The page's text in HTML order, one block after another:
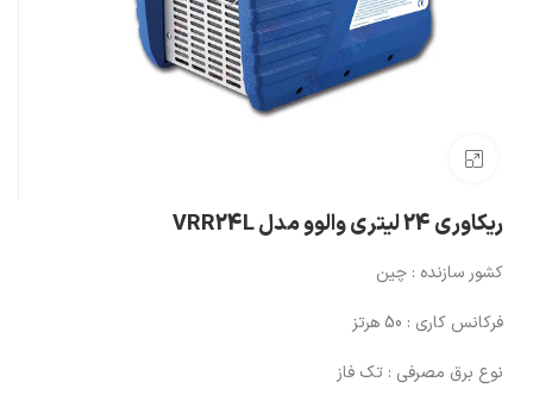
ریکاوری 24 لیتری والوو مدل VRR24L
کشور سازنده : چین
فرکانس کاری : 50 هرتز
نوع برق مصرفی : تک فاز